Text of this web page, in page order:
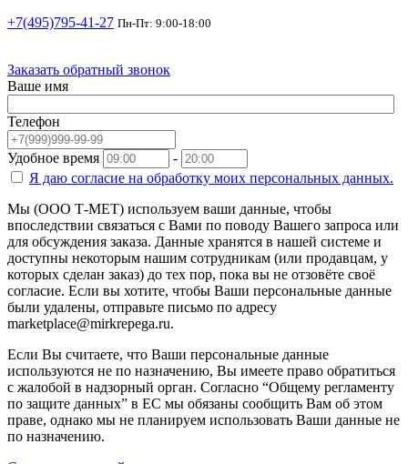
+7(495)795-41-27 Пн-Пт: 9:00-18:00
Заказать обратный звонок
Ваше имя
Телефон
Удобное время
-
Я даю согласие на обработку моих персональных данных.
Мы (ООО Т-МЕТ) используем ваши данные, чтобы
впоследствии связаться с Вами по поводу Вашего запроса или
для обсуждения заказа. Данные хранятся в нашей системе и
доступны некоторым нашим сотрудникам (или продавцам, у
которых сделан заказ) до тех пор, пока вы не отзовёте своё
согласие. Если вы хотите, чтобы Ваши персональные данные
были удалены, отправьте письмо по адресу
marketplace@mirkrepega.ru.
Если Вы считаете, что Ваши персональные данные
используются не по назначению, Вы имеете право обратиться
с жалобой в надзорный орган. Согласно “Общему регламенту
по защите данных” в ЕС мы обязаны сообщить Вам об этом
праве, однако мы не планируем использовать Ваши данные не
по назначению.